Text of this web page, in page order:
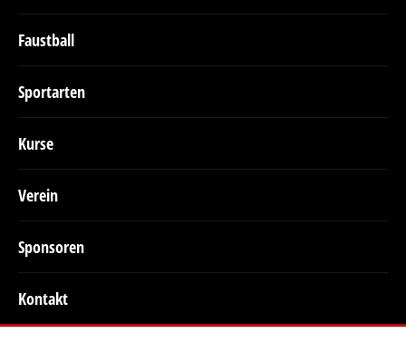
Faustball
Sportarten
Kurse
Verein
Sponsoren
Kontakt